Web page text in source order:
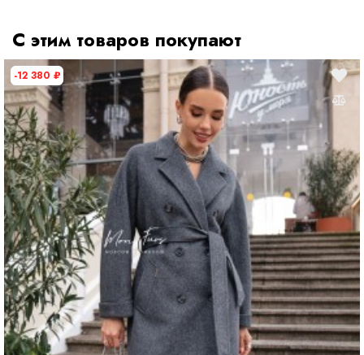
С этим товаров покупают
-12 380 ₽